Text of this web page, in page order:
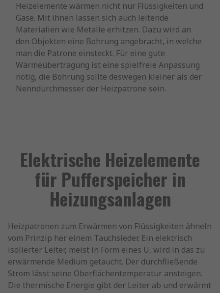
Heizelemente wärmen nicht nur Flüssigkeiten und
Gase. Mit ihnen lassen sich auch leitende
Materialien wie Metalle erhitzen. Dazu wird an
den Objekten eine Bohrung angebracht, in welche
man die Patrone einsteckt. Für eine gute
Wärmeübertragung ist eine spielfreie Anpassung
nötig, die Bohrung sollte deswegen kleiner als der
Nenndurchmesser der Heizpatrone sein.
Elektrische Heizelemente
für Pufferspeicher in
Heizungsanlagen
Heizpatronen zum Erwärmen von Flüssigkeiten ähneln
vom Prinzip her einem Tauchsieder. Ein elektrisch
isolierter Leiter, meist in Form eines U, wird in das zu
erwärmende Medium getaucht. Der durchfließende
Strom lässt seine Oberflächentemperatur ansteigen.
Die thermische Energie gibt der Leiter ab und erwärmt